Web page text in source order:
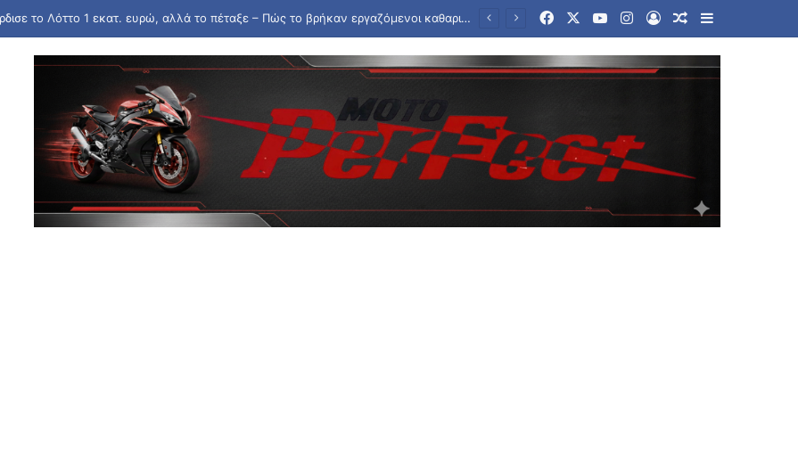
Ηλεκτρική διασύνδεση Ελλάδας – Κύπρου: Υπογραφές για την είσοδο της γαλλικής Meridiam στο έργο FacebookYouTubeInstagram
Log InRandom Article
Sidebar